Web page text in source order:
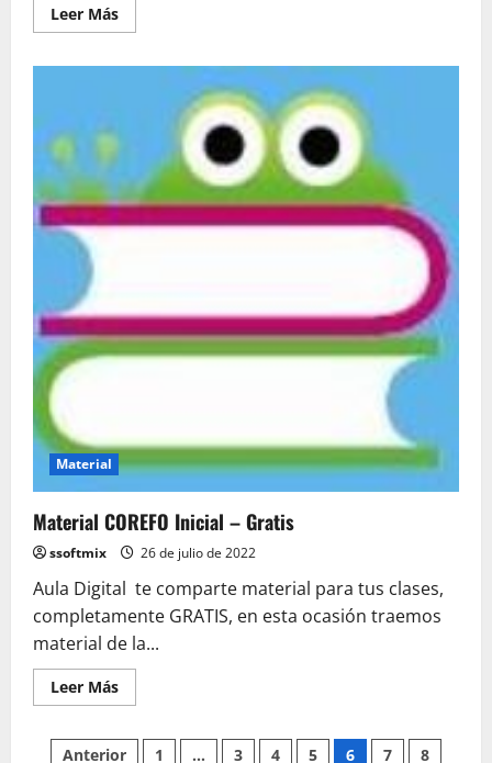
Leer MásLeer
más
Material
Material COREFO Inicial – Gratis
ssoftmix 26 de julio de 2022
Aula Digital te comparte material para tus clases,
completamente GRATIS, en esta ocasión traemos
material de la...
Leer MásLeer
más
Material
Anterior 1 … 3 4 5 6 7
8